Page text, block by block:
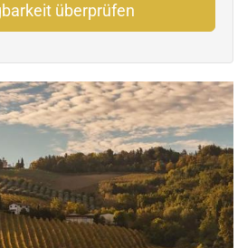
überprüfen